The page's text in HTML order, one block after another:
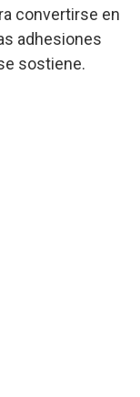
convertirse en
adhesiones
sostiene.